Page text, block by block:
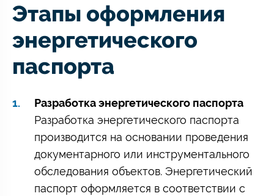
Этапы оформления
энергетического
паспорта
Разработка энергетического паспорта
Разработка энергетического паспорта
производится на основании проведения
документарного или инструментального
обследования объектов. Энергетический
паспорт оформляется в соответствии с